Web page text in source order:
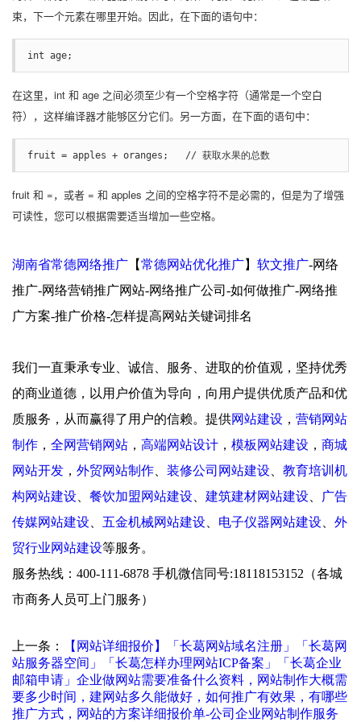
束，下一个元素在哪里开始。因此，在下面的语句中：
int age;
在这里，int 和 age 之间必须至少有一个空格字符（通常是一个空白
符），这样编译器才能够区分它们。另一方面，在下面的语句中：
fruit = apples + oranges;   // 获取水果的总数
fruit 和 =，或者 = 和 apples 之间的空格字符不是必需的，但是为了增强
可读性，您可以根据需要适当增加一些空格。
湖南省常德网络推广 【常德网站优化推广】 软文推广-网络
推广-网络营销推广网站-网络推广公司-如何做推广-网络推
广方案-推广价格-怎样提高网站关键词排名
我们一直秉承专业、诚信、服务、进取的价值观，坚持优秀
的商业道德，以用户价值为导向，向用户提供优质产品和优
质服务，从而赢得了用户的信赖。提供网站建设 ， 营销网站
制作 ， 全网营销网站 ， 高端网站设计 ， 模板网站建设 ， 商城
网站开发 ， 外贸网站制作 装修公司网站建设
教育培训机
构网站建设
餐饮加盟网站建设 建筑建材网站建设
广告
传媒网站建设
五金机械网站建设 电子仪器网站建设
外
贸行业网站建设等服务。
服务热线：400-111-6878 手机微信同号:18118153152（各城
市商务人员可上门服务）
上一条：
【网站详细报价】「长葛网站域名注册」「长葛网
站服务器空间」「长葛怎样办理网站ICP备案」「长葛企业
邮箱申请」企业做网站需要准备什么资料，网站制作大概需
要多少时间，建网站多久能做好，如何推广有效果，有哪些
推广方式，网站的方案详细报价单-公司企业网站制作服务